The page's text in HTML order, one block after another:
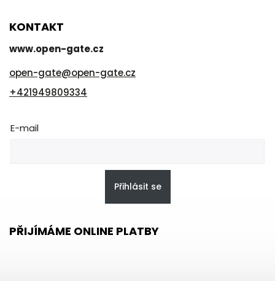
KONTAKT
www.open-gate.cz
open-gate@open-gate.cz
+421949809334
E-mail
Přihlásit se
PŘIJÍMÁME ONLINE PLATBY